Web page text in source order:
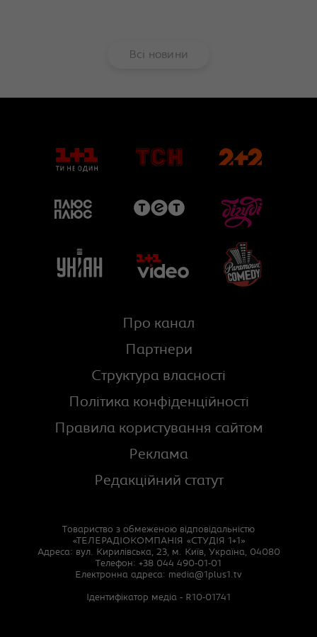
Всі новини
Про канал
Партнери
Структура власності
Політика конфіденційності
Правила користування сайтом
Реклама
Редакційний статут
Товариство з обмеженою відповідальністю
«ТЕЛЕРАДІОКОМПАНІЯ «СТУДІЯ 1+1»
Адреса: вул. Кирилівська, 23, м. Київ, Україна, 04080
Телефон: +38 044 490-01-01
Електронна адреса: media@1plus1.tv
Ідентифікатор медіа - R10-01741